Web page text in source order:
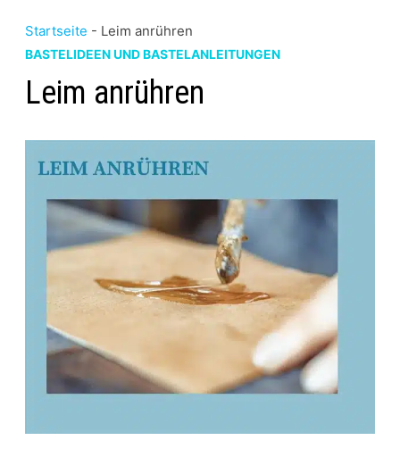
Startseite - Leim anrühren
BASTELIDEEN UND BASTELANLEITUNGEN
Leim anrühren